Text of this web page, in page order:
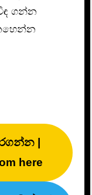
ගන්න
|
here